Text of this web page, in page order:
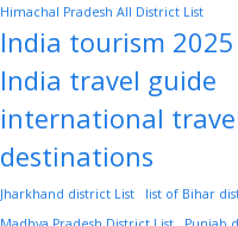
Himachal Pradesh All District List
India tourism 2025
India travel guide
international
destinations
Jharkhand district List
list of Bihar